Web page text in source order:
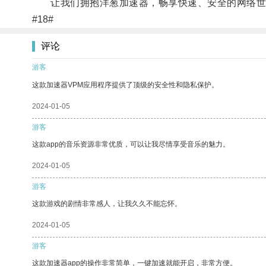
让我们拥抱洋葱加速器，畅享快速、安全的网络
#18#
评论
游客
这款加速器VPM应用程序提供了顶级的安全性和隐私保护。
2024-01-05
游客
这款app的音乐资源非常优质，可以让我尽情享受音乐的魅力。
2024-01-05
游客
这款游戏的剧情非常感人，让我久久不能忘怀。
2024-01-05
游客
这款加速器app的操作非常简单，一键加速就能开启，非常方便。